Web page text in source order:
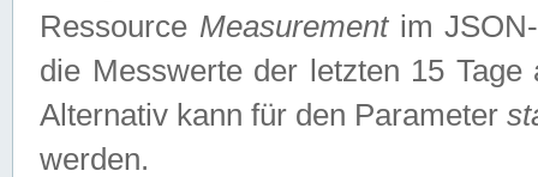
Ressource Measurementim JSON-
die Messwerte der letzten 15
Alternativ kann für den Parameter
werden.